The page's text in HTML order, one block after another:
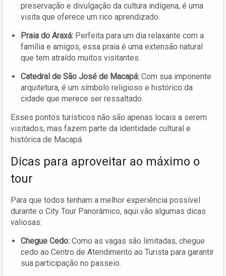
preservação e divulgação da cultura indígena, é uma
visita que oferece um rico aprendizado.
Praia do Araxá: Perfeita para um dia relaxante com a
família e amigos, essa praia é uma extensão natural
que tem atraído muitos visitantes.
Catedral de São José de Macapá: Com sua imponente
arquitetura, é um símbolo religioso e histórico da
cidade que merece ser ressaltado.
Esses pontos turísticos não são apenas locais a serem
visitados, mas fazem parte da identidade cultural e
histórica de Macapá.
Dicas para aproveitar ao máximo o
tour
Para que todos tenham a melhor experiência possível
durante o City Tour Panorâmico, aqui vão algumas dicas
valiosas:
Chegue Cedo: Como as vagas são limitadas, chegue
cedo ao Centro de Atendimento ao Turista para garantir
sua participação no passeio.